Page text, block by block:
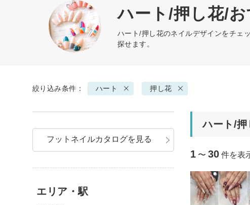
ハート/押し花/
ハート/押し花のネイルデザインをチェ
探せます。
絞り込み条件： ハート 押し花
ハート/押
1 〜 30 件を表
フットネイルカタログを見る
エリア・駅